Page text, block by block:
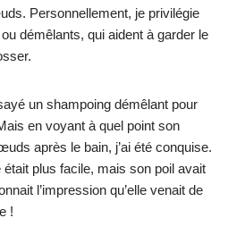
Personnellement, je privilégie
démêlants, qui aident à garder le
un shampoing démêlant pour
en voyant à quel point son
après le bain, j’ai été conquise.
plus facile, mais son poil avait
l’impression qu’elle venait de
!